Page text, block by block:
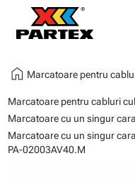
home Marcatoare pentru
Marcatoare pentru cabluri
Marcatoare cu un singur
Marcatoare cu un singur
PA-02003AV40.M